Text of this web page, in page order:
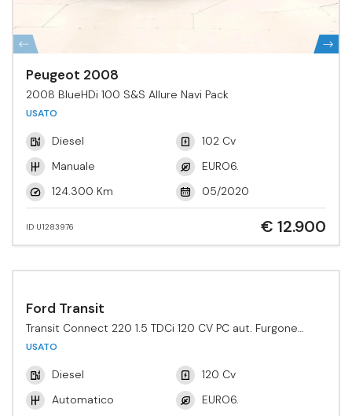
Peugeot 2008
2008 BlueHDi 100 S&S Allure Navi Pack
USATO
Diesel
102 Cv
Manuale
EURO6.
124.300 Km
05/2020
ID U1283976 € 12.900
Ford Transit
Transit Connect 220 1.5 TDCi 120 CV PC aut. Furgone
Active
USATO
Diesel
120 Cv
Automatico
EURO6.